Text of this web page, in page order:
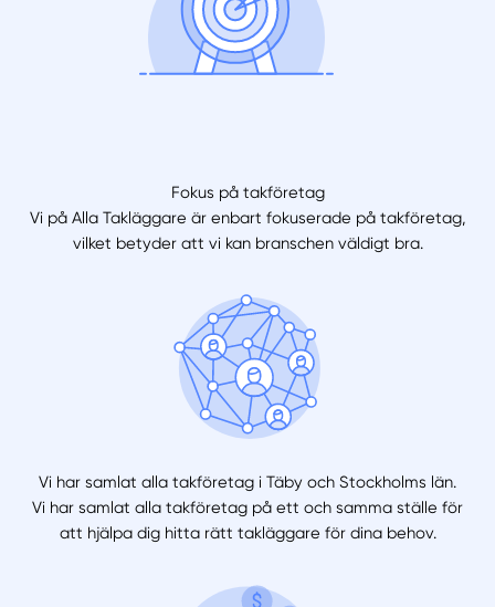
Fokus på takföretag
Vi på Alla Takläggare är enbart fokuserade på takföretag,
vilket betyder att vi kan branschen väldigt bra.
Vi har samlat alla takföretag i Täby och Stockholms län.
Vi har samlat alla takföretag på ett och samma ställe för
att hjälpa dig hitta rätt takläggare för dina behov.